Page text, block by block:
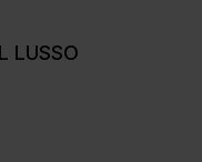
LUSSO